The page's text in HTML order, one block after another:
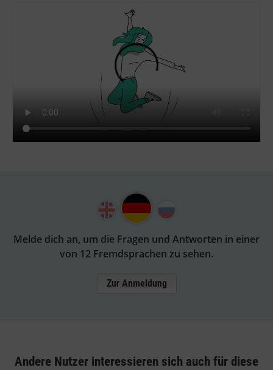
Melde dich an, um die Fragen und Antworten in einer
von 12 Fremdsprachen zu sehen.
Zur Anmeldung
Andere Nutzer interessieren sich auch für diese